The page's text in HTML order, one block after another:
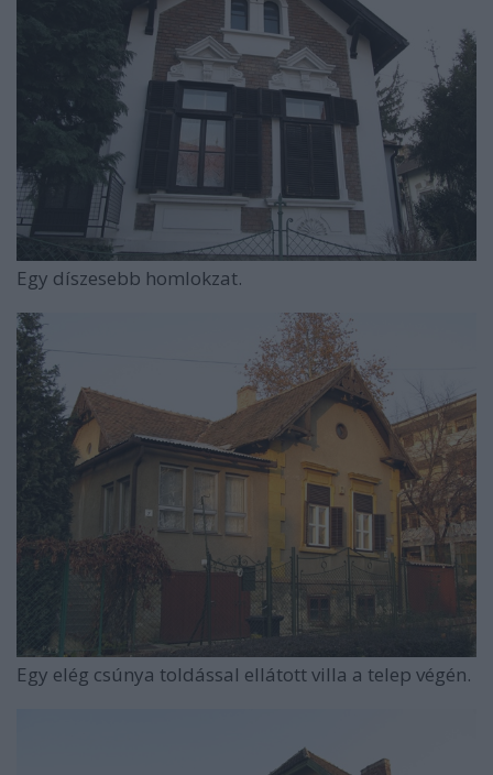
Egy díszesebb homlokzat.
Egy elég csúnya toldással ellátott villa a telep végén.